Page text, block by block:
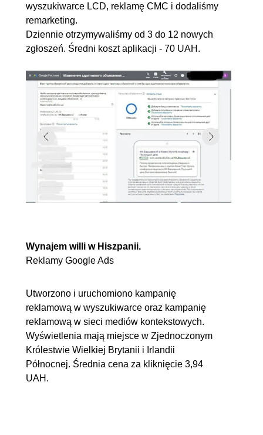
wyszukiwarce LCD, reklamę CMC i dodaliśmy
remarketing.
Dziennie otrzymywaliśmy od 3 do 12 nowych
zgłoszeń. Średni koszt aplikacji - 70 UAH.
Wynajem willi w Hiszpanii.
Reklamy Google Ads
Utworzono i uruchomiono kampanię
reklamową w wyszukiwarce oraz kampanię
reklamową w sieci mediów kontekstowych.
Wyświetlenia mają miejsce w Zjednoczonym
Królestwie Wielkiej Brytanii i Irlandii
Północnej. Średnia cena za kliknięcie 3,94
UAH.